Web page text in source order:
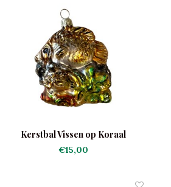
Kerstbal Vissen op Koraal
€15,00